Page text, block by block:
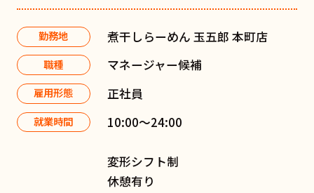
勤務地 煮干しらーめん 玉五郎 本町店
職種 マネージャー候補
雇用形態 正社員
就業時間 10:00〜24:00
変形シフト制
休憩有り